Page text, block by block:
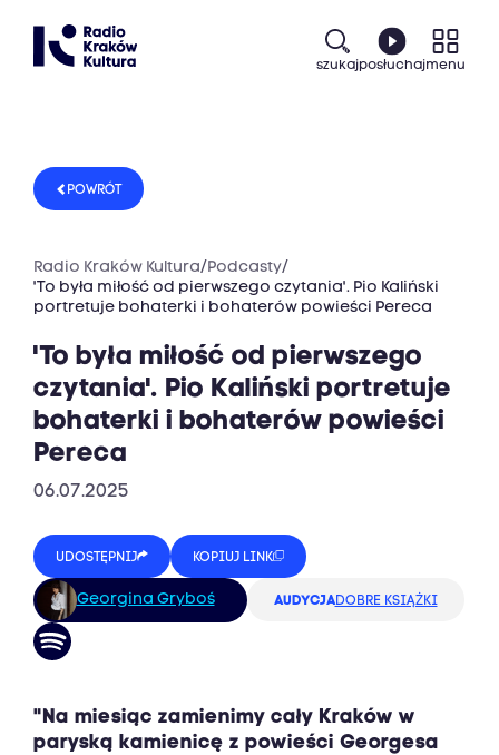
szukajposłuchajmenu
POWRÓT
Radio Kraków Kultura/Podcasty/
'To była miłość od pierwszego czytania'. Pio Kaliński
portretuje bohaterki i bohaterów powieści Pereca
'To była miłość od pierwszego
czytania'. Pio Kaliński portretuje
bohaterki i bohaterów powieści
Pereca
06.07.2025
UDOSTĘPNIJ KOPIUJ LINK
Georgina Gryboś AUDYCJADOBRE KSIĄŻKI
"Na miesiąc zamienimy cały Kraków w
paryską kamienicę z powieści Georgesa